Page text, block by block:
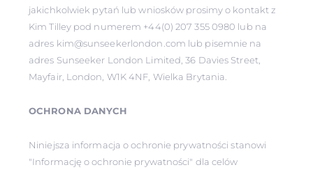
jakichkolwiek pytań lub wniosków prosimy o kontakt z
Kim Tilley pod numerem +44(0) 207 355 0980 lub na
adres kim@sunseekerlondon.com lub pisemnie na
adres Sunseeker London Limited, 36 Davies Street,
Mayfair, London, W1K 4NF, Wielka Brytania.
OCHRONA DANYCH
Niniejsza informacja o ochronie prywatności stanowi
"Informację o ochronie prywatności" dla celów